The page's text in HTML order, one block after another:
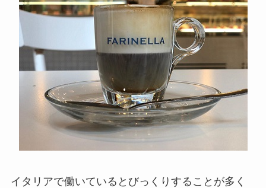
イタリアで働いているとびっくりすることが多く